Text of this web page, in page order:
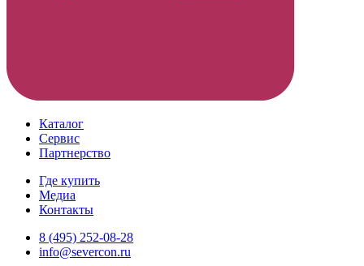
Каталог
Сервис
Партнерство
Где купить
Медиа
Контакты
8 (495) 252-08-28
info@severcon.ru